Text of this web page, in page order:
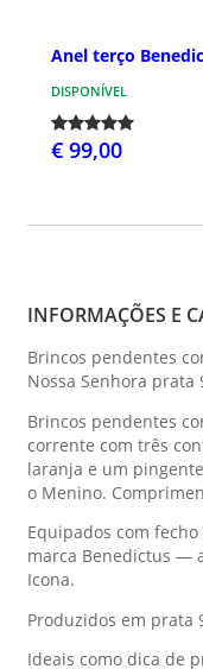
Anel terço
DISPONÍVEL
€ 99,00
INFORMAÇÕES E
Brincos pendentes
Nossa Senhora prata
Brincos pendentes
corrente com três
laranja e um
o Menino.
Equipados com
marca Benedictus —
Icona.
Produzidos em prata
Ideais como dica de